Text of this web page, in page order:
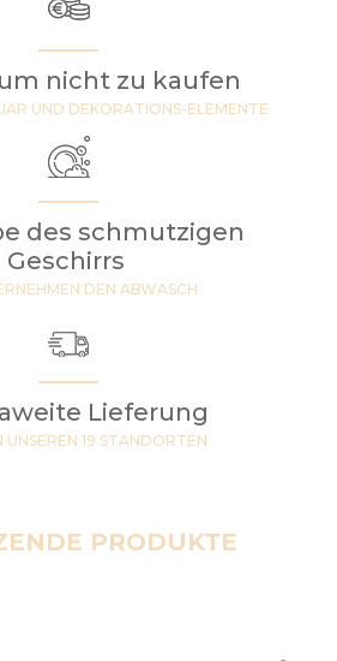
nicht zu kaufen
UND DEKORATIONS-ELEMENTE
des schmutzigen
Geschirrs
DEN ABWASCH
Lieferung
UNSEREN 19 STANDORTEN
PRODUKTE